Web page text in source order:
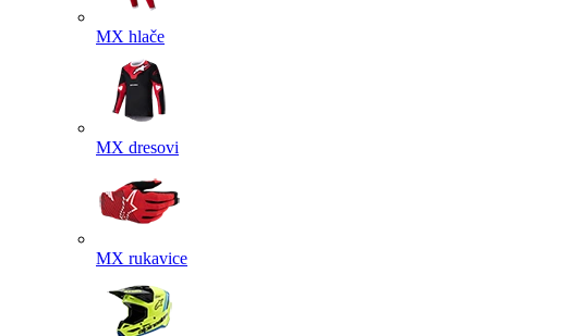
MX hlače
MX dresovi
MX rukavice